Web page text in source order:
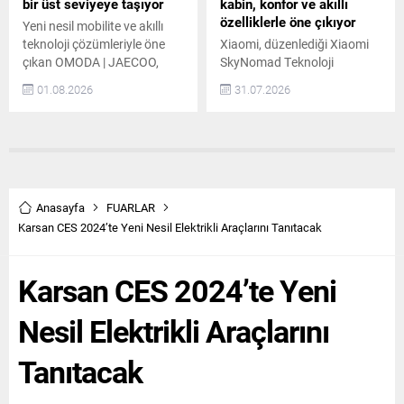
Yeni nesil mobilite ve akıllı
teknoloji çözümleriyle öne
çıkan OMODA | JAECOO,
kokpit teknolojilerindeki
etkinliğinde markanın yeni
nesil Super AI Cockpit
konumlandırılan yeni
OMODA 4, ASEAN...
01.08.2026
özelliklerle öne çıkıyor
Xiaomi, düzenlediği Xiaomi
SkyNomad Teknoloji
Xiaomi Kunlun Platformu
SkyNomad; ferah iç mekanı,
düzenlenebilen koltuk
yapısıyla öne...
31.07.2026
Anasayfa
FUARLAR
Karsan CES 2024’te Yeni Nesil Elektrikli Araçlarını Tanıtacak
Karsan CES 2024’te Yeni
Nesil Elektrikli Araçlarını
Tanıtacak